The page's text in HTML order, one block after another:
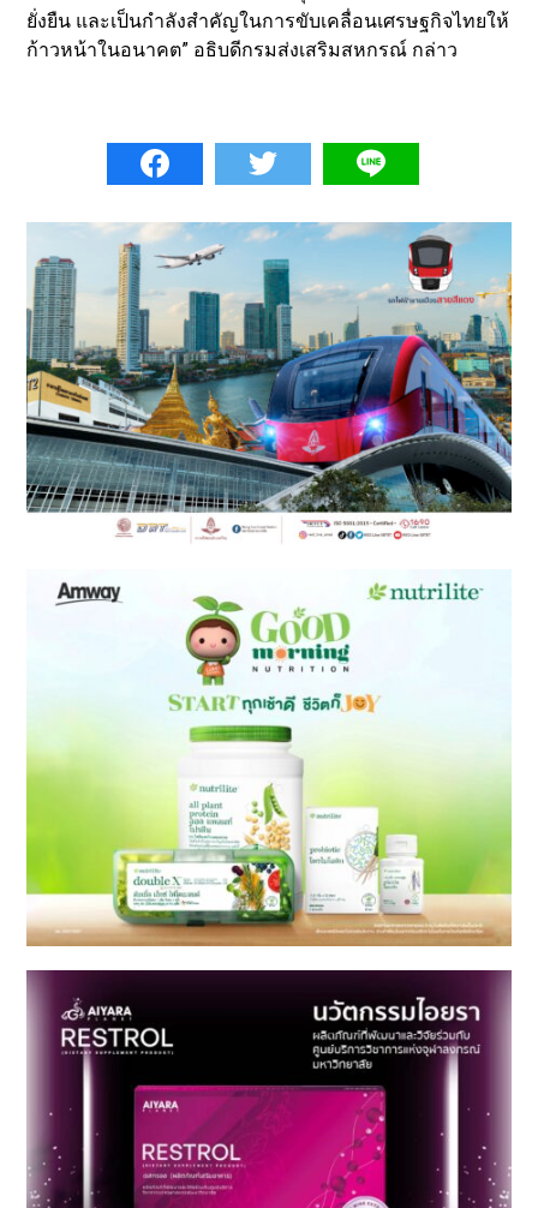
ยั่งยืน และเป็นกำลังสำคัญในการขับเคลื่อนเศรษฐกิจไทยให้
ก้าวหน้าในอนาคต” อธิบดีกรมส่งเสริมสหกรณ์ กล่าว